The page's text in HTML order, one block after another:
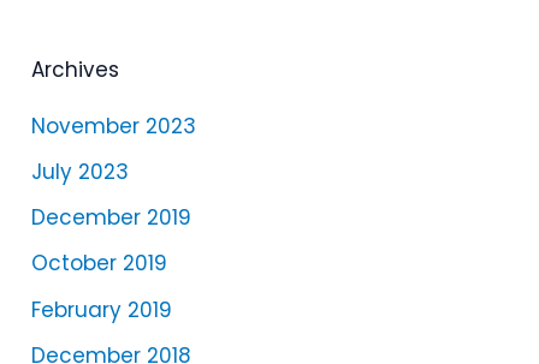
e
Archives
November 2023
July 2023
December 2019
October 2019
February 2019
December 2018